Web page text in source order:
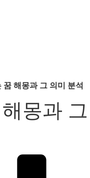
꿈 해몽과 그 의미 분석
몽과 그